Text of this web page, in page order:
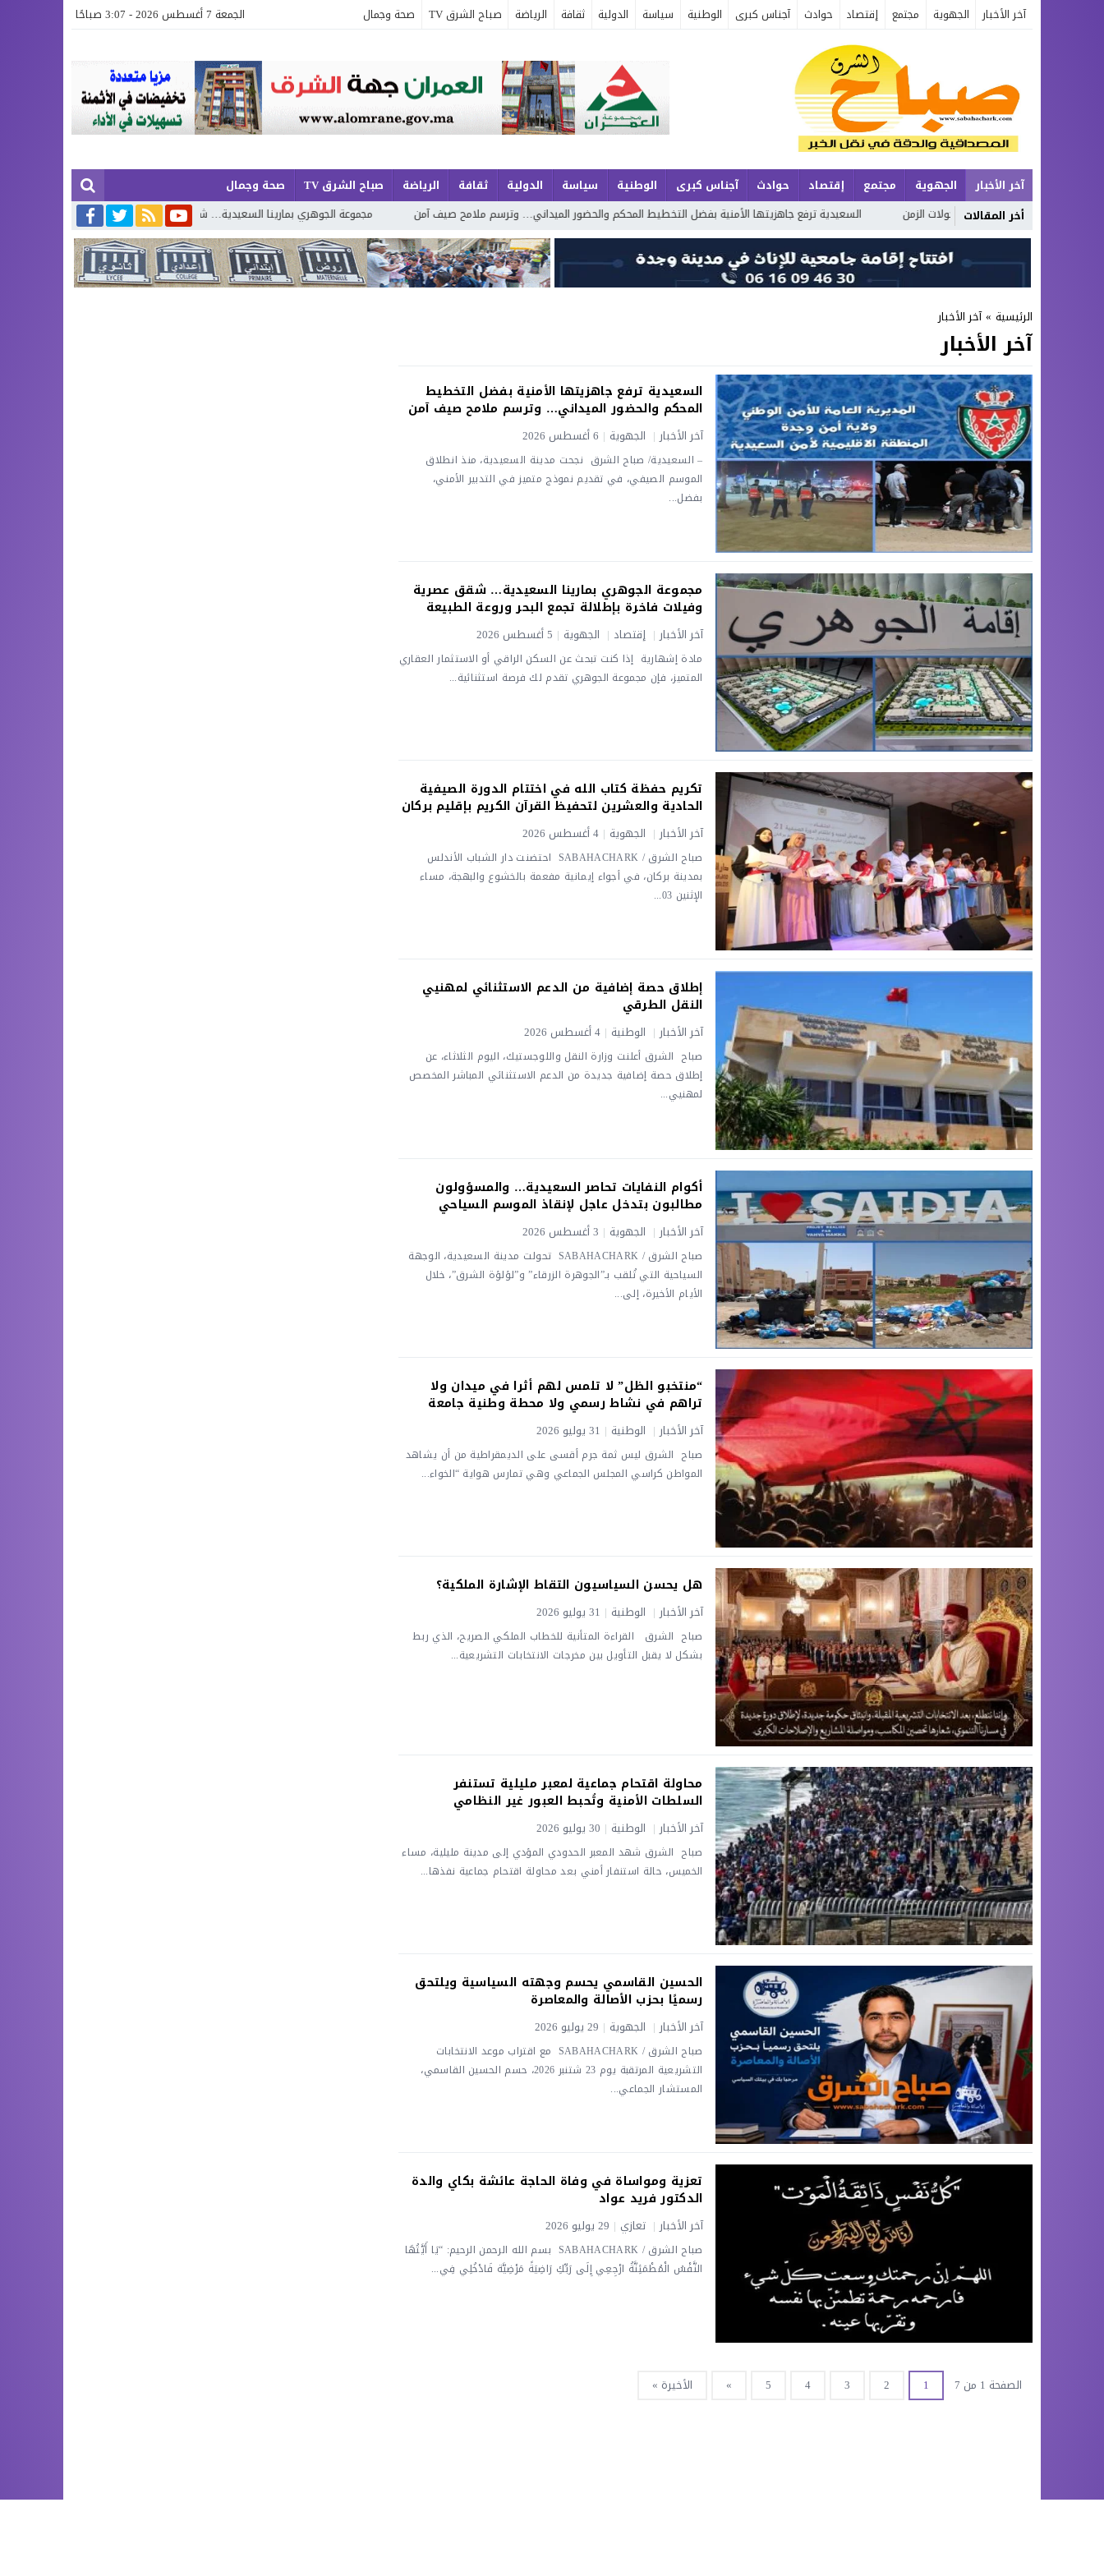
آخر الأخبار الجهوية مجتمع إقتصاد حوادث آجناس كبرى الوطنية سياسة الدولية ثقافة الرياضة صباح الشرق TV صحة وجمال الجمعة 7 أغسطس 2026 - 3:07 صباحًا
آخر الأخبار الجهوية مجتمع إقتصاد حوادث آجناس كبرى الوطنية سياسة الدولية ثقافة الرياضة صباح الشرق TV
صحة وجمال
أخر المقالات
الإنسان وتحولات الزمن السعيدية ترفع جاهزيتها الأمنية بفضل التخطيط المحكم والحضور الميداني… وترسم ملامح صيف آمن مجموعة الجوهري بمارينا السعيدية… شقق عصرية وفيلات فاخرة بإطلالة تجمع البحر وروعة الطبيعة
الرئيسية » آخر الأخبار
آخر الأخبار
السعيدية ترفع جاهزيتها الأمنية بفضل التخطيط
المحكم والحضور الميداني… وترسم ملامح صيف آمن
آخر الأخبار | الجهوية | 6 أغسطس 2026
– السعيدية/ صباح الشرق نجحت مدينة السعيدية، منذ انطلاق
الموسم الصيفي، في تقديم نموذج متميز في التدبير الأمني،
بفضل...
مجموعة الجوهري بمارينا السعيدية… شقق عصرية
وفيلات فاخرة بإطلالة تجمع البحر وروعة الطبيعة
آخر الأخبار | إقتصاد | الجهوية | 5 أغسطس 2026
مادة إشهارية إذا كنت تبحث عن السكن الراقي أو الاستثمار العقاري
المتميز، فإن مجموعة الجوهري تقدم لك فرصة استثنائية...
تكريم حفظة كتاب الله في اختتام الدورة الصيفية
الحادية والعشرين لتحفيظ القرآن الكريم بإقليم بركان
آخر الأخبار | الجهوية | 4 أغسطس 2026
صباح الشرق / SABAHACHARK احتضنت دار الشباب الأندلس
بمدينة بركان، في أجواء إيمانية مفعمة بالخشوع والبهجة، مساء
الإثنين 03...
إطلاق حصة إضافية من الدعم الاستثنائي لمهنيي
النقل الطرقي
آخر الأخبار | الوطنية | 4 أغسطس 2026
صباح الشرق أعلنت وزارة النقل واللوجستيك، اليوم الثلاثاء، عن
إطلاق حصة إضافية جديدة من الدعم الاستثنائي المباشر المخصص
لمهنيي...
أكوام النفايات تحاصر السعيدية… والمسؤولون
مطالبون بتدخل عاجل لإنقاذ الموسم السياحي
آخر الأخبار | الجهوية | 3 أغسطس 2026
صباح الشرق / SABAHACHARK تحولت مدينة السعيدية، الوجهة
السياحية التي تُلقب بـ”الجوهرة الزرقاء” و”لؤلؤة الشرق”، خلال
الأيام الأخيرة، إلى...
“منتخبو الظل” لا تلمس لهم أثرا في ميدان ولا
تراهم في نشاط رسمي ولا محطة وطنية جامعة
آخر الأخبار | الوطنية | 31 يوليو 2026
صباح الشرق ​ليس ثمة جرم أقسى على الديمقراطية من أن يشاهد
المواطن كراسي المجلس الجماعي وهي تمارس هواية “الخواء...
هل يحسن السياسيون التقاط الإشارة الملكية؟
آخر الأخبار | الوطنية | 31 يوليو 2026
صباح الشرق ​ ​ القراءة المتأنية للخطاب الملكي الصريح، الذي ربط
بشكل لا يقبل التأويل بين مخرجات الانتخابات التشريعية...
محاولة اقتحام جماعية لمعبر مليلية تستنفر
السلطات الأمنية وتُحبط العبور غير النظامي
آخر الأخبار | الوطنية | 30 يوليو 2026
صباح الشرق شهد المعبر الحدودي المؤدي إلى مدينة مليلية، مساء
الخميس، حالة استنفار أمني بعد محاولة اقتحام جماعية نفذها...
الحسين القاسمي يحسم وجهته السياسية ويلتحق
رسميًا بحزب الأصالة والمعاصرة
آخر الأخبار | الجهوية | 29 يوليو 2026
صباح الشرق / SABAHACHARK مع اقتراب موعد الانتخابات
التشريعية المرتقبة يوم 23 شتنبر 2026، حسم الحسين القاسمي،
المستشار الجماعي...
تعزية ومواساة في وفاة الحاجة عائشة بكاي والدة
الدكتور فريد عواد
آخر الأخبار | تعازي | 29 يوليو 2026
صباح الشرق / SABAHACHARK بسم الله الرحمن الرحيم: “يَا أَيَّتُهَا
النَّفْسُ الْمُطْمَئِنَّةُ ارْجِعِي إِلَى رَبِّكِ رَاضِيَةً مَرْضِيَّة فَادْخُلِي فِي...
الصفحة 1 من 7 1
2
3
4
5
» الأخيرة »